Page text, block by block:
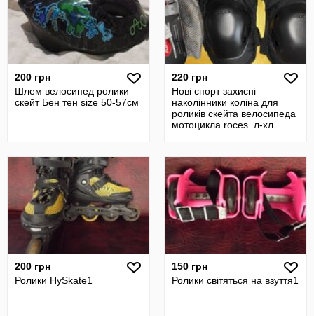
200 грн
Шлем велосипед ролики
скейт Бен тен size 50-57см
220 грн
Нові спорт захисні
наколінники коліна для
роликів скейта велосипеда
мотоцикла roces .л-хл
200 грн
Ролики HySkate1
150 грн
Ролики світяться на взуття1